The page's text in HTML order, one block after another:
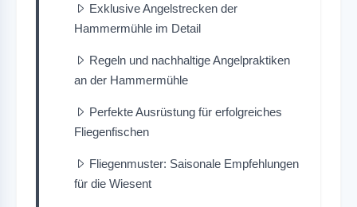
Exklusive Angelstrecken der
Hammermühle im Detail
Regeln und nachhaltige Angelpraktiken
an der Hammermühle
Perfekte Ausrüstung für erfolgreiches
Fliegenfischen
Fliegenmuster: Saisonale Empfehlungen
für die Wiesent